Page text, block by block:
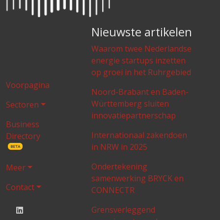
Voorpagina
Sectoren
Business
Directory
BETA
Meer
Contact
Nieuwste artikelen
Waarom twee Nederlandse
energie startups inzetten
op groei in het Ruhrgebied
Noord-Brabant en Baden-
Württemberg sluiten
innovatiepartnerschap
Internationaal zakendoen
in NRW in 2025
Ondertekening
samenwerking BRYCK en
CONNECTR
Grensverleggend